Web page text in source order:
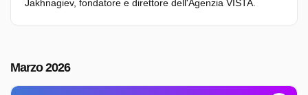
Jakhnagiev, fondatore e direttore dell'Agenzia VISTA.
Marzo 2026